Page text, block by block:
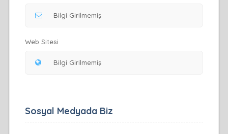
Web Sitesi
Sosyal Medyada Biz